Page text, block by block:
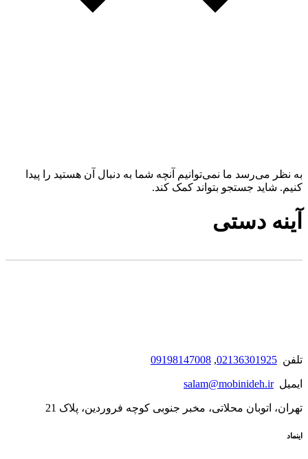
به نظر می‌رسد ما نمی‌توانیم آنچه شما به دنبال آن هستید را پیدا
کنیم. شاید جستجو بتواند کمک کند.
آینه دستی
تلفن 02136301925
,
09198147008
ایمیلsalam@mobinideh.ir
تهران، اتوبان محلاتی، مخبر جنوبی کوچه فروردین، پلاک 21
اینماد